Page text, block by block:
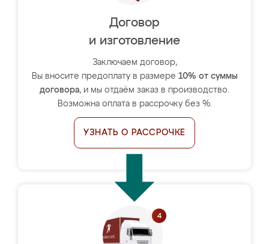
Договор
и изготовление
Заключаем договор,
Вы вносите предоплату в размере 10% от суммы
договора, и мы отдаём заказ в производство.
Возможна оплата в рассрочку без %.
УЗНАТЬ О РАССРОЧКЕ